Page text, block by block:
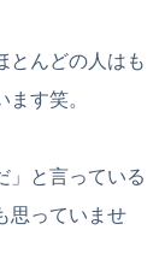
とんどの人はも
す笑。
」と言っている
思っていませ